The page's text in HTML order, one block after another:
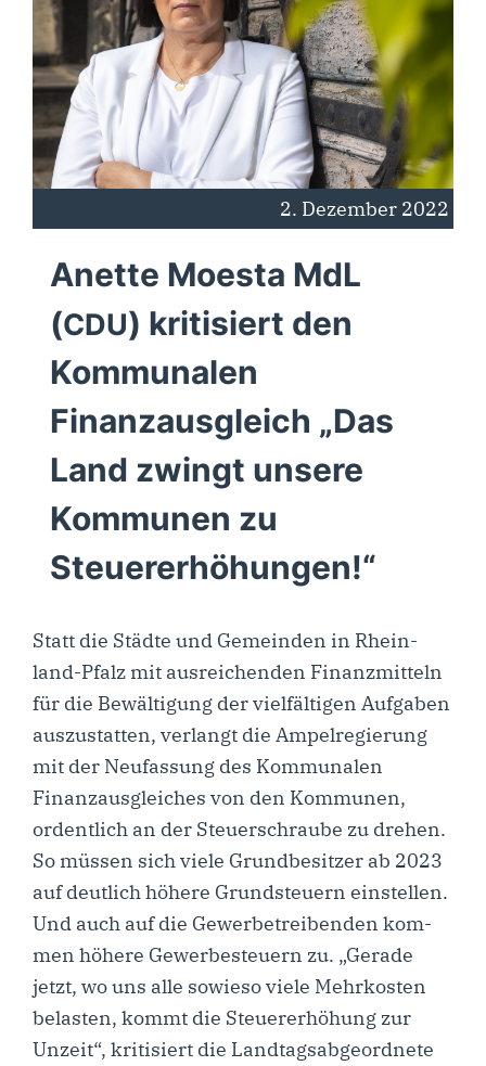
2. Dezem­ber 2022
Anette Moesta MdL
(CDU) kritisiert den
Kommunalen
Finanzausgleich „Das
Land zwingt unsere
Kommunen zu
Steuererhöhungen!“
Statt die Städ­te und Gemein­den in Rhein­­
land-Pfalz mit aus­rei­chen­den Finanz­mit­teln
für die Bewäl­ti­gung der viel­fäl­ti­gen Auf­ga­ben
aus­zu­stat­ten, ver­langt die Ampel­re­gie­rung
mit der Neu­fas­sung des Kom­mu­na­len
Finanz­aus­glei­ches von den Kom­mu­nen,
ordent­lich an der Steu­er­schrau­be zu dre­hen.
So müs­sen sich vie­le Grund­be­sit­zer ab 2023
auf deut­lich höhe­re Grund­steu­ern ein­stel­len.
Und auch auf die Gewer­be­trei­ben­den kom­
men höhe­re Gewer­be­steu­ern zu. „Gera­de
jetzt, wo uns alle sowie­so vie­le Mehr­kos­ten
belas­ten, kommt die Steu­er­erhö­hung zur
Unzeit“, kri­ti­siert die Land­tags­ab­ge­ord­ne­te